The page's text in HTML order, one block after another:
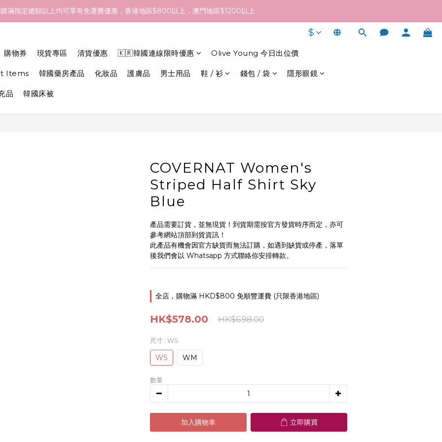
Aug 期間訂貨，預計於 26/Aug 到港，最終亦要視乎各品牌最終發貨日子及出貨速度而定。
滿指定總額以上均可享有免運費優惠，香港地區$800以上，澳門地區$1200以上
$
購物券 現貨專區 清貨優惠 🇰🇷韓國連線限時優惠 Olive Young 今日出位價
Items 韓國藥房產品 化妝品 護膚品 男士用品 鞋 / 衫 錢包 / 袋 隱形眼鏡
品 韓國床被
COVERNAT Women's
Striped Half Shirt Sky
Blue
產品需要訂貨，並無現貨！到貨期需按官方發貨時序而定，亦可
參考網站頂部到貨資訊！
此產品有機會因官方缺貨而無法訂購，如遇到缺貨或停產，落單
後我們會以 Whatsapp 方式聯絡你安排轉款。
全店，購物滿 HKD$800 免順豐運費 (只限香港地區)
HK$578.00 HK$698.00
尺寸 : WS
WS WM
數量
加入購物車 立即購買